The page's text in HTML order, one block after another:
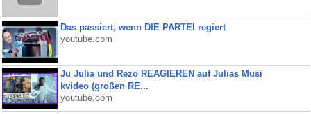
Das passiert, wenn DIE PARTEI regiert
youtube.com
Ju Julia und Rezo REAGIEREN auf Julias Musi
kvideo (großen RE...
youtube.com